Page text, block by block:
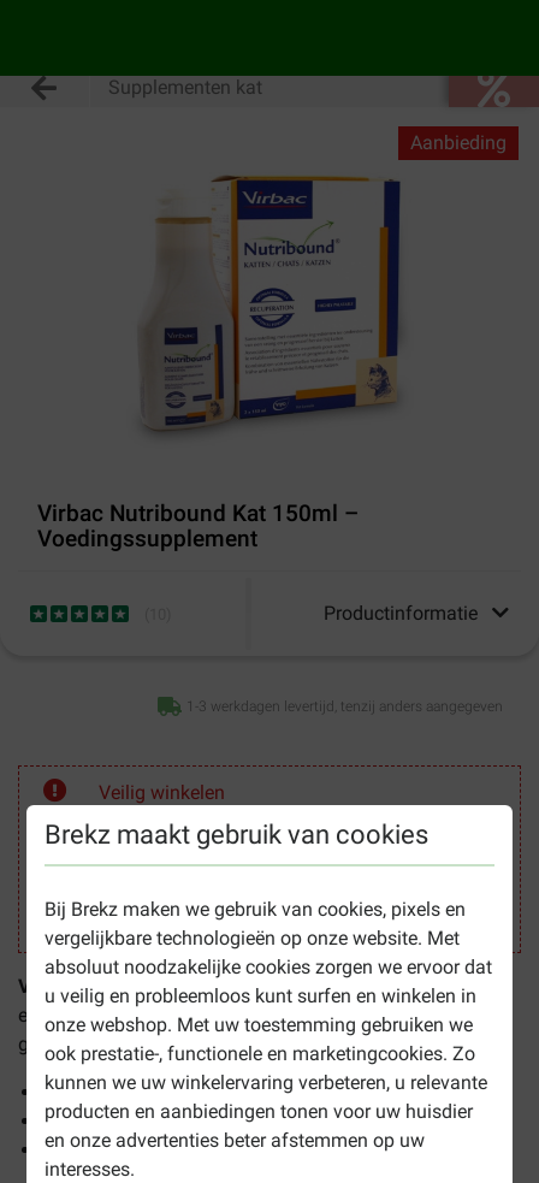
Brekz maakt gebruik van cookies
Bij Brekz maken we gebruik van cookies, pixels en
vergelijkbare technologieën op onze website. Met
absoluut noodzakelijke cookies zorgen we ervoor dat
u veilig en probleemloos kunt surfen en winkelen in
onze webshop. Met uw toestemming gebruiken we
ook prestatie-, functionele en marketingcookies. Zo
kunnen we uw winkelervaring verbeteren, u relevante
producten en aanbiedingen tonen voor uw huisdier
en onze advertenties beter afstemmen op uw
interesses.
Supplementen kat
Aanbieding
Virbac Nutribound Kat 150ml –
Voedingssupplement
Productinformatie
1-3 werkdagen levertijd, tenzij anders aangegeven
Veilig winkelen
Virbac Nutribound Kat 150ml – Voedingssupplement
een smakelijke prebiotische drink ter ondersteuning van de
gezondheid na operatie of ziekte. De voordelen:
Smakelijke drink
Stimuleert wateropname en eetlust
Vrij van kleurstoffen en conserveermiddelen